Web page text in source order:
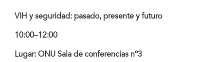
VIH y seguridad: pasado, presente y futuro
10:00–12:00
Lugar: ONU Sala de conferencias nº3